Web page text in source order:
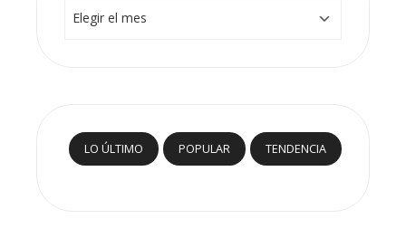
LO ÚLTIMO POPULAR TENDENCIA